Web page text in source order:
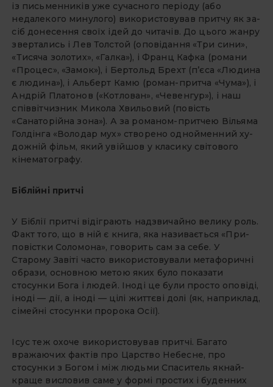
із письменників уже сучасного періоду (або
недалекого ми­нулого) використовував притчу як за­
сіб донесення своїх ідей до читачів. До цього жанру
звертались і Лев Толстой (оповідання «Три сини»,
«Тисяча золо­тих», «Галка»), і Франц Кафка (романи
«Процес», «Замок»), і Бертольд Брехт (п’єса «Людина
є людина»), і Альберт Камю (роман-притча «Чума»), і
Андрій Платонов («Котлован», «Чевенгур»), і наш
співвітчизник Микола Хвильовий (повість
«Санаторійна зона»). А за ро­маном-притчею Вільяма
Голдінга «Во­лодар мух» створено однойменний ху­
дожній фільм, який увійшов у класику світового
кінематографу.
Біблійні притчі
У Біблії притчі відіграють над­звичайно велику роль.
Факт того, що в ній є книга, яка називається «При­
повістки Соломона», говорить сам за себе. У
Старому Завіті часто ви­користовували метафоричні
образи, основною метою яких було показати
стосунки Бога і людей. Іноді це були просто оповіді,
іноді — дії, а іноді — цілі життєві долі (як, наприклад,
сі­мейні стосунки пророка Осії).
Ісус теж охоче використовував притчі. Багато
вражаючих фактів про Царство Небесне, про
стосунки з Бо­гом і між людьми Спаситель якнай­
краще висловив саме у формі про­стих і буденних